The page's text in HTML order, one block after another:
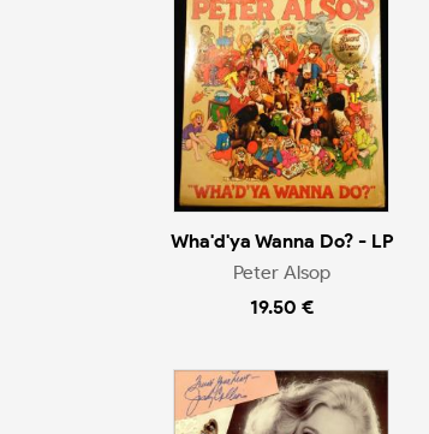
Wha'd'ya Wanna Do? - LP
Peter Alsop
19.50 €